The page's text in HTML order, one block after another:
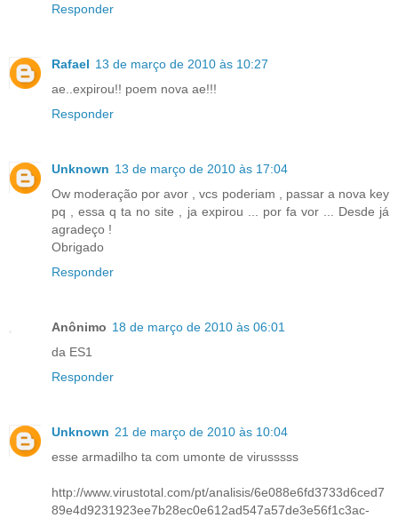
Responder
Rafael 13 de março de 2010 às 10:27
ae..expirou!! poem nova ae!!!
Responder
Unknown 13 de março de 2010 às 17:04
Ow moderação por avor , vcs poderiam , passar a nova key
pq , essa q ta no site , ja expirou ... por fa vor ... Desde já
agradeço !
Obrigado
Responder
Anônimo 18 de março de 2010 às 06:01
da ES1
Responder
Unknown 21 de março de 2010 às 10:04
esse armadilho ta com umonte de virusssss
http://www.virustotal.com/pt/analisis/6e088e6fd3733d6ced7
89e4d9231923ee7b28ec0e612ad547a57de3e56f1c3ac-